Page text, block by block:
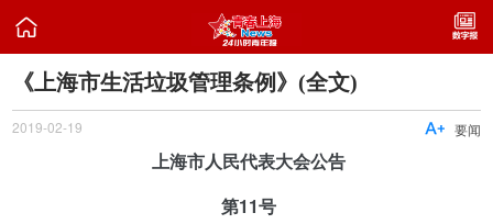

《上海市生活垃圾管理条例》(全文)
2019-02-19 要闻

上海市人民代表大会公告
第11号